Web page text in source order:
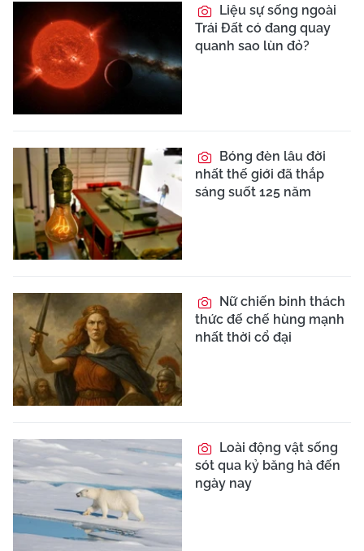
Liệu sự sống ngoài
Trái Đất có đang quay
quanh sao lùn đỏ?
Bóng đèn lâu đời
nhất thế giới đã thắp
sáng suốt 125 năm
Nữ chiến binh thách
thức đế chế hùng mạnh
nhất thời cổ đại
Loài động vật sống
sót qua kỷ băng hà đến
ngày nay